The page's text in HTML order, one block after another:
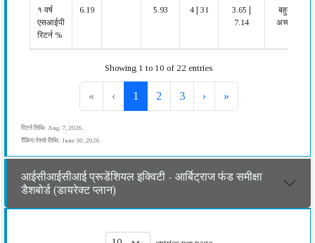
१ वर्ष
एसआईपी
रिटर्न %
6.19 5.93 4 | 31
3.65 |
7.14
बहुत
अच्छा
Showing 1 to 10 of 22 entries
« ‹ 1 2 3 › »
रिटर्न तिथि: Aug. 7, 2026.
रैंकिंग/रेश्यो तिथि: June 30, 2026
आईसीआईसीआई प्रूडेंशियल इक्विटी - आर्बिट्राज फंड समीक्षा
डैशबोर्ड (डायरेक्ट प्लान)